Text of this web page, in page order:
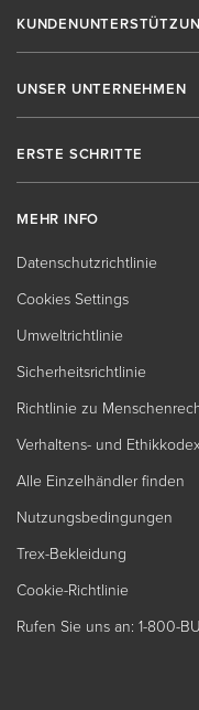
UNSER UNTERNEHMEN
ERSTE SCHRITTE
MEHR INFO
Datenschutzrichtlinie
Cookies Settings
Umweltrichtlinie
Sicherheitsrichtlinie
Richtlinie zu
Verhaltens- und
Alle Einzelhändler finden
Nutzungsbedingungen
Trex-Bekleidung
Cookie-Richtlinie
Rufen Sie uns an: 1-800-